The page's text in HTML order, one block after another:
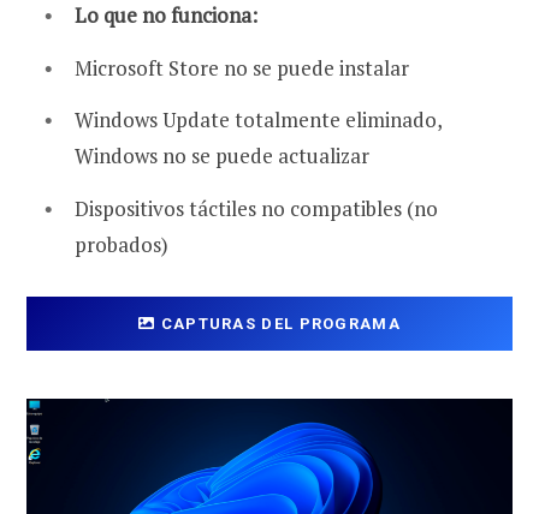
Lo que no funciona:
Microsoft Store no se puede instalar
Windows Update totalmente eliminado,
Windows no se puede actualizar
Dispositivos táctiles no compatibles (no
probados)
CAPTURAS DEL PROGRAMA